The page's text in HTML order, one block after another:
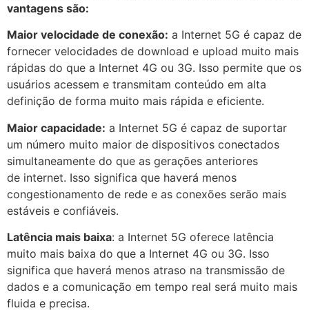
vantagens são:
Maior velocidade de conexão: a Internet 5G é capaz de
fornecer velocidades de download e upload muito mais
rápidas do que a Internet 4G ou 3G. Isso permite que os
usuários acessem e transmitam conteúdo em alta
definição de forma muito mais rápida e eficiente.
Maior capacidade: a Internet 5G é capaz de suportar
um número muito maior de dispositivos conectados
simultaneamente do que as gerações anteriores
de internet. Isso significa que haverá menos
congestionamento de rede e as conexões serão mais
estáveis e confiáveis.
Latência mais baixa: a Internet 5G oferece latência
muito mais baixa do que a Internet 4G ou 3G. Isso
significa que haverá menos atraso na transmissão de
dados e a comunicação em tempo real será muito mais
fluida e precisa.